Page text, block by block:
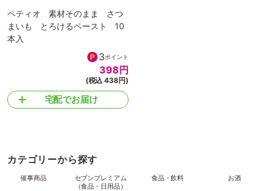
ペティオ 素材そのまま さつ
まいも とろけるペースト 10
本入
3ポイント
398円
(税込 438円)
宅配でお届け
カテゴリーから探す
催事商品
セブンプレミアム
（食品・日用品）
食品・飲料 お酒